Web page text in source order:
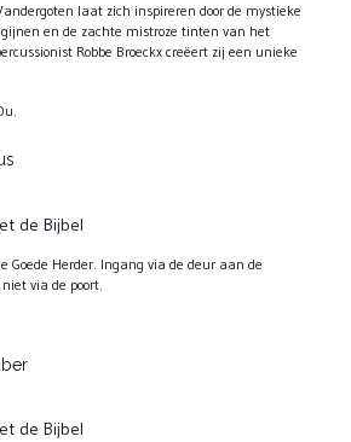
laat zich inspireren door de mystieke
en de zachte mistroze tinten van het
Robbe Broeckx creëert zij een unieke
de Bijbel
Goede Herder. Ingang via de deur aan de
via de poort.
de Bijbel